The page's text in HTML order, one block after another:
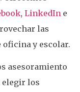
, LinkedIn e
las
oficina y escolar.
asesoramiento
elegir los